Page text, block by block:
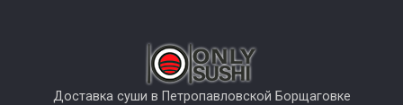
Доставка суши в Петропавловской Борщаговке